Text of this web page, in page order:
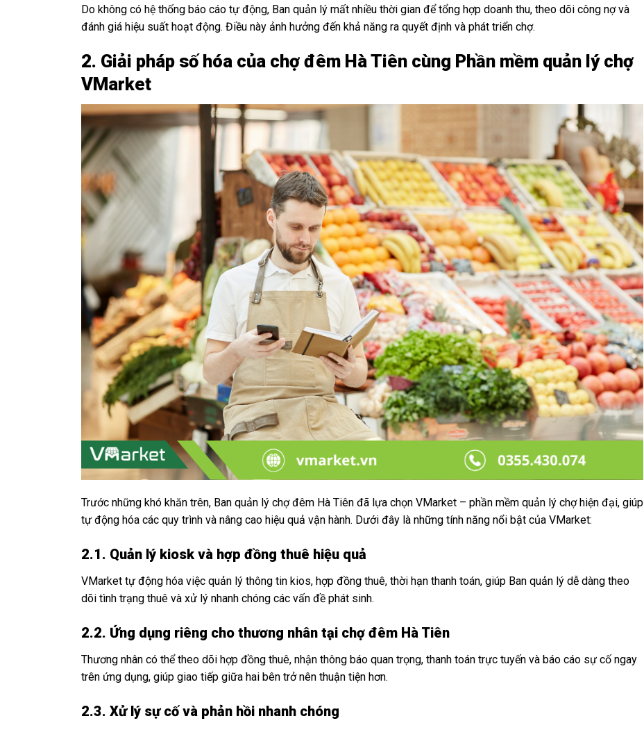
Do không có hệ thống báo cáo tự động, Ban quản lý mất nhiều thời gian để tổng hợp doanh thu, theo dõi công nợ và
đánh giá hiệu suất hoạt động. Điều này ảnh hưởng đến khả năng ra quyết định và phát triển chợ.
2. Giải pháp số hóa của chợ đêm Hà Tiên cùng Phần mềm quản lý chợ
VMarket
Trước những khó khăn trên, Ban quản lý chợ đêm Hà Tiên đã lựa chọn VMarket – phần mềm quản lý chợ hiện đại, giúp
tự động hóa các quy trình và nâng cao hiệu quả vận hành. Dưới đây là những tính năng nổi bật của VMarket:
2.1. Quản lý kiosk và hợp đồng thuê hiệu quả
VMarket tự động hóa việc quản lý thông tin kios, hợp đồng thuê, thời hạn thanh toán, giúp Ban quản lý dễ dàng theo
dõi tình trạng thuê và xử lý nhanh chóng các vấn đề phát sinh.
2.2. Ứng dụng riêng cho thương nhân tại chợ đêm Hà Tiên
Thương nhân có thể theo dõi hợp đồng thuê, nhận thông báo quan trọng, thanh toán trực tuyến và báo cáo sự cố ngay
trên ứng dụng, giúp giao tiếp giữa hai bên trở nên thuận tiện hơn.
2.3. Xử lý sự cố và phản hồi nhanh chóng